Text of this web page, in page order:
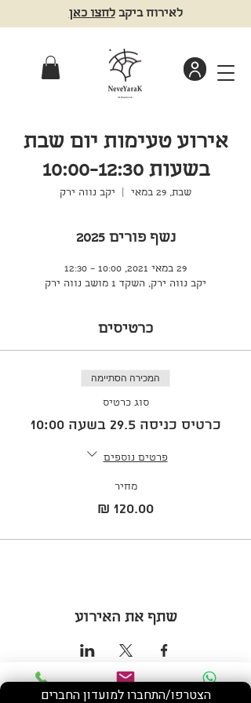
לאירוח ביקבלחצו כאן
אירוע טעימות יום שבת
בשעות 10:00-12:30
שבת, 29 במאי יקב נווה ירק
נשף פורים 2025
29 במאי 2021, 10:00 – 12:30
יקב נווה ירק, השקד 1 מושב נווה ירק
כרטיסים
המכירה הסתיימה
סוג כרטיס
כרטיס כניסה 29.5 בשעה 10:00
פרטים נוספים
מחיר
שתף את האירוע
Phone Email WhatsApp
הצטרפו/התחברו למועדון החברים